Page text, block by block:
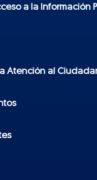
a la Información
Atención al